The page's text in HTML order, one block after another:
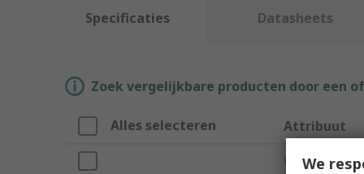
Specificaties Datasheets
Zoek vergelijkbare producten door een
Alles selecteren Attribuut
MerkWe